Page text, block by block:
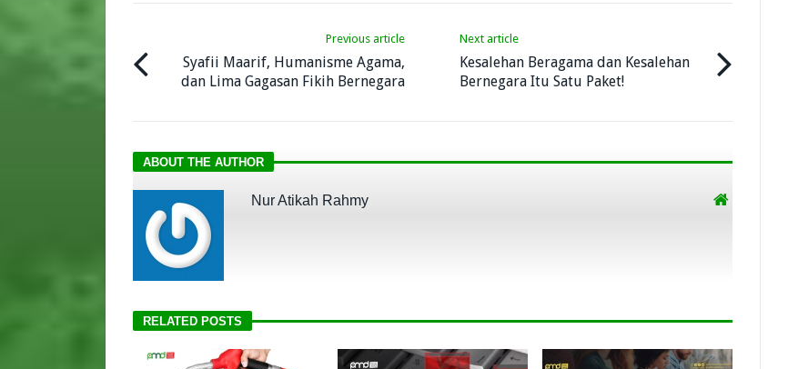
Previous article
Syafii Maarif, Humanisme Agama,
dan Lima Gagasan Fikih Bernegara
Next article
Kesalehan Beragama dan Kesalehan
Bernegara Itu Satu Paket!
ABOUT THE AUTHOR
Nur Atikah Rahmy
RELATED POSTS